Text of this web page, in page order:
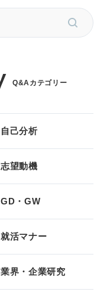
Q&Aカテゴリー
自己分析
志望動機
GD・GW
就活マナー
業界・企業研究